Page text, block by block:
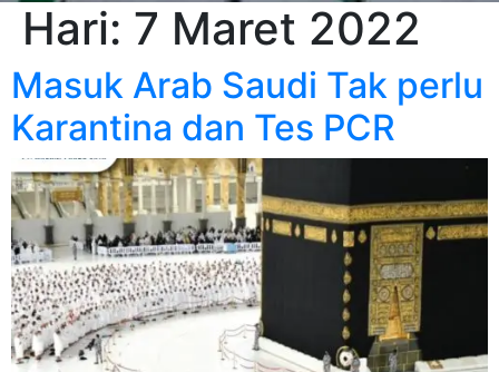
Hari: 7 Maret 2022
Masuk Arab Saudi Tak perlu
Karantina dan Tes PCR